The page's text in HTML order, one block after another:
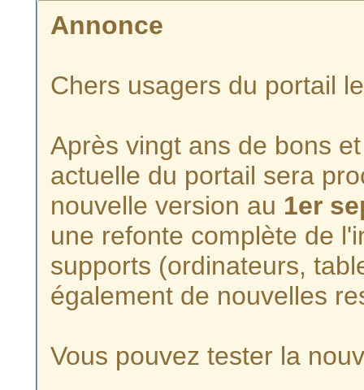
Annonce
Chers usagers du portail
Après vingt ans de bons
actuelle du portail sera
nouvelle version au 1er
une refonte complète de
supports (ordinateurs,
également de nouvelles
Vous pouvez tester la